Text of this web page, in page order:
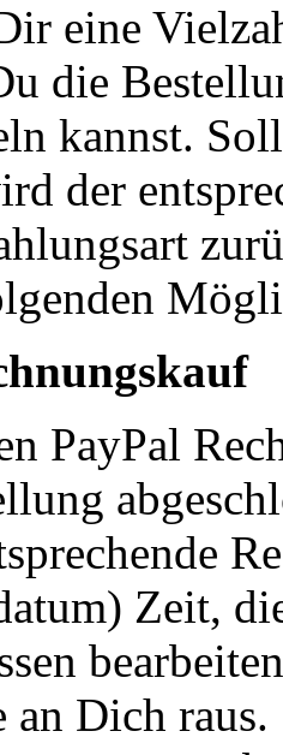
eine
die
kannst.
der
PayPal
Zeit,
an Dich